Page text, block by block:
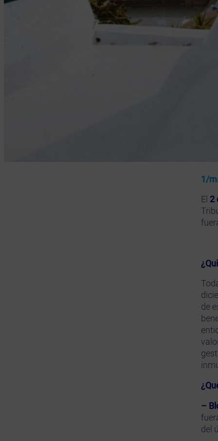
1/
El 2
de
–
del